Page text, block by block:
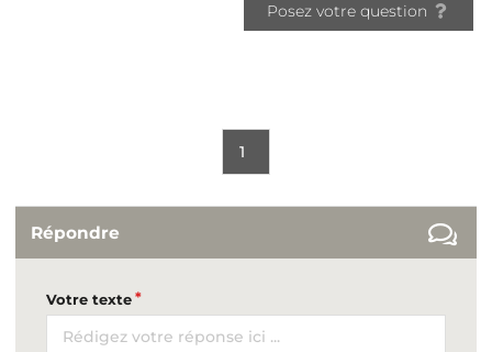
Posez votre question
1
Répondre
Votre texte